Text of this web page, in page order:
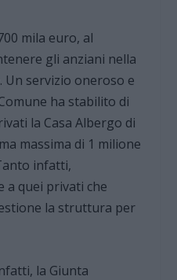
mila euro, al
gli anziani nella
Un servizio oneroso e
ha stabilito di
la Casa Albergo di
massima di 1 milione
infatti,
a quei privati che
la struttura per
la Giunta